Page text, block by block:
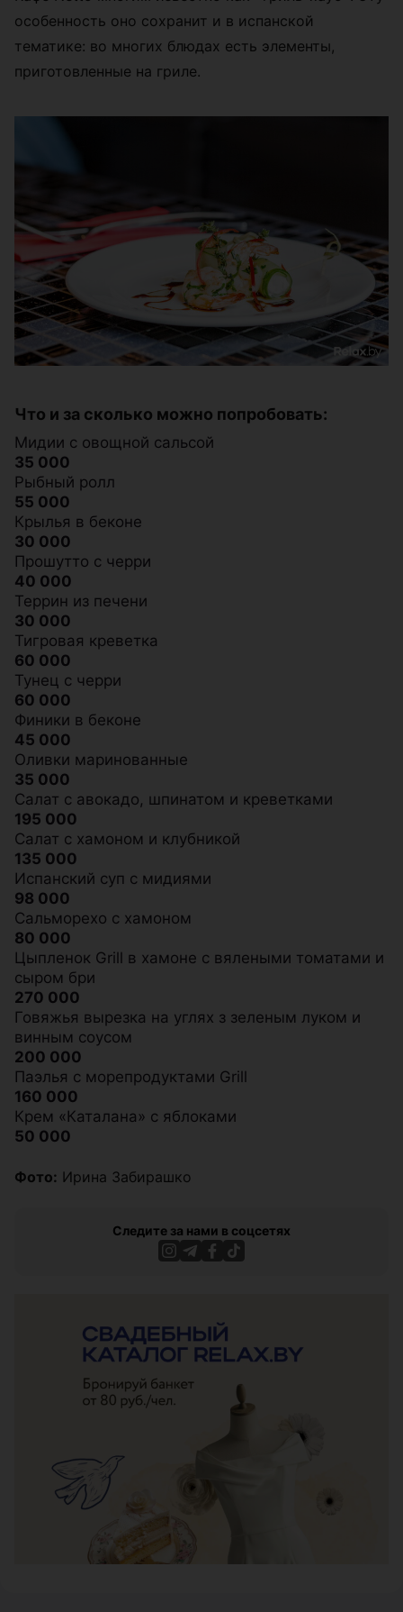
особенность оно сохранит и в испанской
тематике: во многих блюдах есть элементы,
приготовленные на гриле.
Что и за сколько можно попробовать:
Мидии с овощной сальсой
35 000
Рыбный ролл
55 000
Крылья в беконе
30 000
Прошутто с черри
40 000
Террин из печени
30 000
Тигровая креветка
60 000
Тунец с черри
60 000
Финики в беконе
45 000
Оливки маринованные
35 000
Салат с авокадо, шпинатом и креветками
195 000
Салат с хамоном и клубникой
135 000
Испанский суп с мидиями
98 000
Сальморехо с хамоном
80 000
Цыпленок Grill в хамоне с вялеными томатами и
сыром бри
270 000
Говяжья вырезка на углях з зеленым луком и
винным соусом
200 000
Паэлья с морепродуктами Grill
160 000
Крем «Каталана» с яблоками
50 000
Фото: Ирина Забирашко
Следите за нами в соцсетях